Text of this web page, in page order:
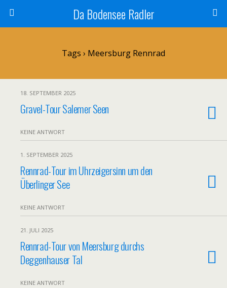
Da Bodensee Radler
Tags › Meersburg Rennrad
18. SEPTEMBER 2025
Gravel-Tour Salemer Seen
KEINE ANTWORT
1. SEPTEMBER 2025
Rennrad-Tour im Uhrzeigersinn um den
Überlinger See
KEINE ANTWORT
21. JULI 2025
Rennrad-Tour von Meersburg durchs
Deggenhauser Tal
KEINE ANTWORT